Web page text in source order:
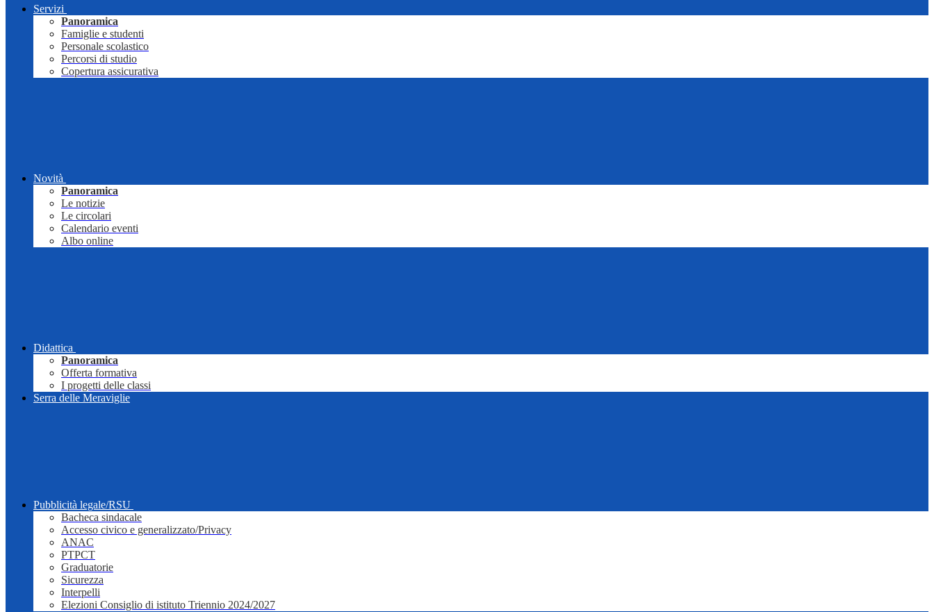
Servizi
Panoramica
Famiglie e studenti
Personale scolastico
Percorsi di studio
Copertura assicurativa
Novità
Panoramica
Le notizie
Le circolari
Calendario eventi
Albo online
Didattica
Panoramica
Offerta formativa
I progetti delle classi
Serra delle Meraviglie
Pubblicità legale/RSU
Bacheca sindacale
Accesso civico e generalizzato/Privacy
ANAC
PTPCT
Graduatorie
Sicurezza
Interpelli
Elezioni Consiglio di istituto Triennio 2024/2027